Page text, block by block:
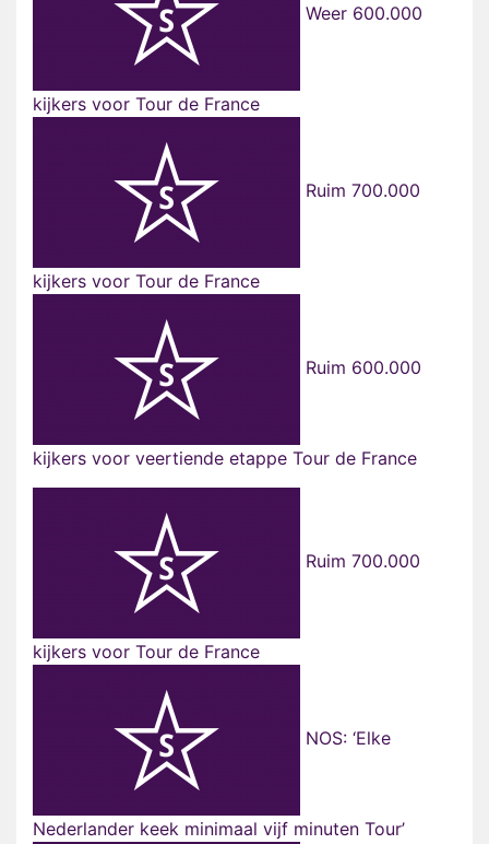
Weer 600.000
kijkers voor Tour de France
Ruim 700.000
kijkers voor Tour de France
Ruim 600.000
kijkers voor veertiende etappe Tour de France
Ruim 700.000
kijkers voor Tour de France
NOS: ‘Elke
Nederlander keek minimaal vijf minuten Tour’